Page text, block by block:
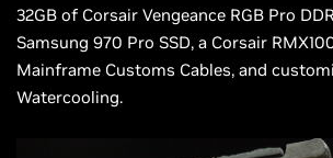
32GB of Corsair Vengeance RGB Pro
Samsung 970 Pro SSD, a Corsair
Mainframe Customs Cables, and
Watercooling.